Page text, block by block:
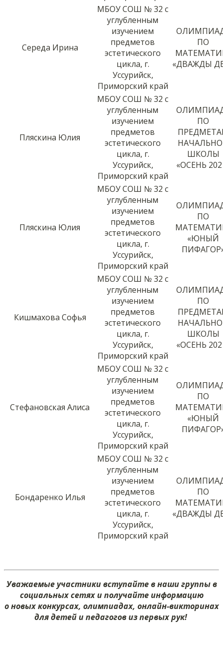
Середа Ирина
МБОУ СОШ № 32 с
углубленным
изучением
предметов
эстетического
цикла, г.
Уссурийск,
Приморский край
ПО
«ДВАЖДЫ
Пляскина Юлия
МБОУ СОШ № 32 с
углубленным
изучением
предметов
эстетического
цикла, г.
Уссурийск,
Приморский край
ПО
ШКОЛЫ
«ОСЕНЬ
Пляскина Юлия
МБОУ СОШ № 32 с
углубленным
изучением
предметов
эстетического
цикла, г.
Уссурийск,
Приморский край
ПО
«ЮНЫЙ
Кишмахова Софья
МБОУ СОШ № 32 с
углубленным
изучением
предметов
эстетического
цикла, г.
Уссурийск,
Приморский край
ПО
ШКОЛЫ
«ОСЕНЬ
Стефановская Алиса
МБОУ СОШ № 32 с
углубленным
изучением
предметов
эстетического
цикла, г.
Уссурийск,
Приморский край
ПО
«ЮНЫЙ
Бондаренко Илья
МБОУ СОШ № 32 с
углубленным
изучением
предметов
эстетического
цикла, г.
Уссурийск,
Приморский край
ПО
«ДВАЖДЫ
Уважаемые участники вступайте в наши группы в
социальных сетях и получайте информацию
о новых конкурсах, олимпиадах, онлайн-викторинах
для детей и педагогов из первых рук!